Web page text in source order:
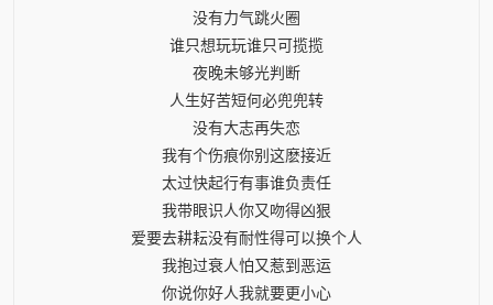
没有力气跳火圈
谁只想玩玩谁只可揽揽
夜晚未够光判断
人生好苦短何必兜兜转
没有大志再失恋
我有个伤痕你别这麽接近
太过快起行有事谁负责任
我带眼识人你又吻得凶狠
爱要去耕耘没有耐性得可以换个人
我抱过衰人怕又惹到恶运
你说你好人我就要更小心